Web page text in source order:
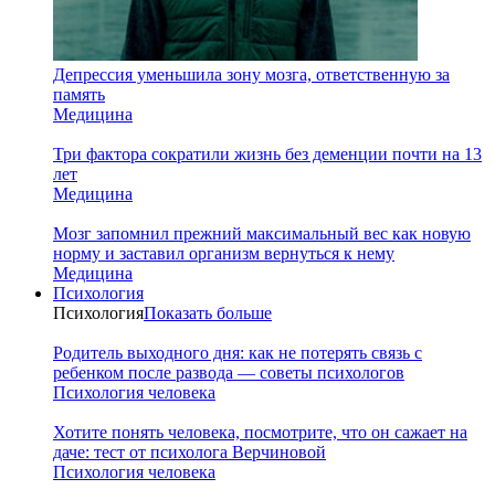
Депрессия уменьшила зону мозга, ответственную за
память
Медицина
Три фактора сократили жизнь без деменции почти на 13
лет
Медицина
Мозг запомнил прежний максимальный вес как новую
норму и заставил организм вернуться к нему
Медицина
Психология
ПсихологияПоказать больше
Родитель выходного дня: как не потерять связь с
ребенком после развода — советы психологов
Психология человека
Хотите понять человека, посмотрите, что он сажает на
даче: тест от психолога Верчиновой
Психология человека